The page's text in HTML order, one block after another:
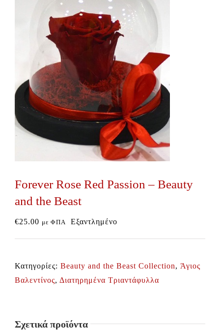
Forever Rose Red Passion – Beauty
and the Beast
€25.00 με ΦΠΑ Εξαντλημένο
Κατηγορίες: Beauty and the Beast Collection, Άγιος
Βαλεντίνος, Διατηρημένα Τριαντάφυλλα
Σχετικά προϊόντα